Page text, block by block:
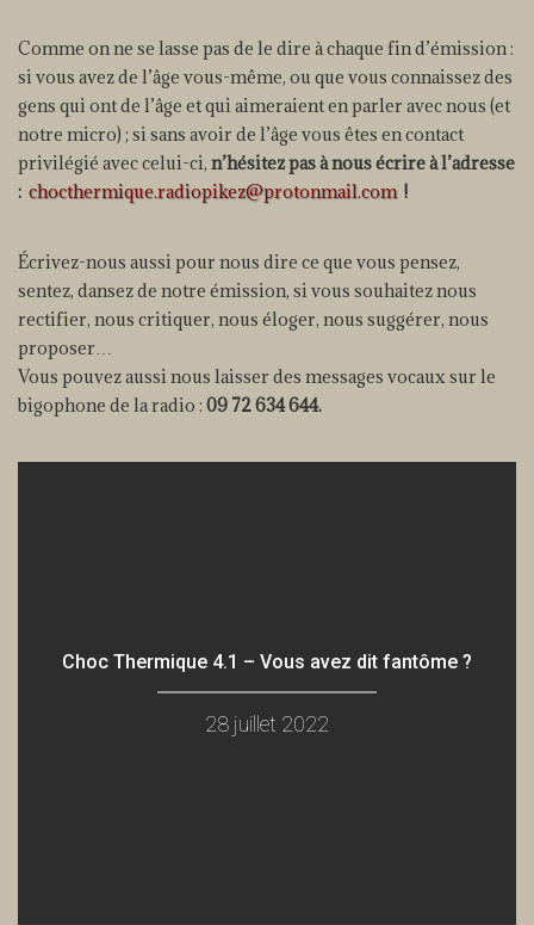
4.1-1 - Vous avez dit fantôme ?
4.1-2 - Vous avez dit fantôme ?
Comme on ne se lasse pas de le dire à chaque fin d’émission :
si vous avez de l’âge vous-même, ou que vous connaissez des
gens qui ont de l’âge et qui aimeraient en parler avec nous (et
notre micro) ; si sans avoir de l’âge vous êtes en contact
privilégié avec celui-ci, n’hésitez pas à nous écrire à l’adresse
: chocthermique.radiopikez@protonmail.com !
Écrivez-nous aussi pour nous dire ce que vous pensez,
sentez, dansez de notre émission, si vous souhaitez nous
rectifier, nous critiquer, nous éloger, nous suggérer, nous
proposer…
Vous pouvez aussi nous laisser des messages vocaux sur le
bigophone de la radio : 09 72 634 644.
Choc Thermique 4.1 – Vous avez dit fantôme ?
28 juillet 2022